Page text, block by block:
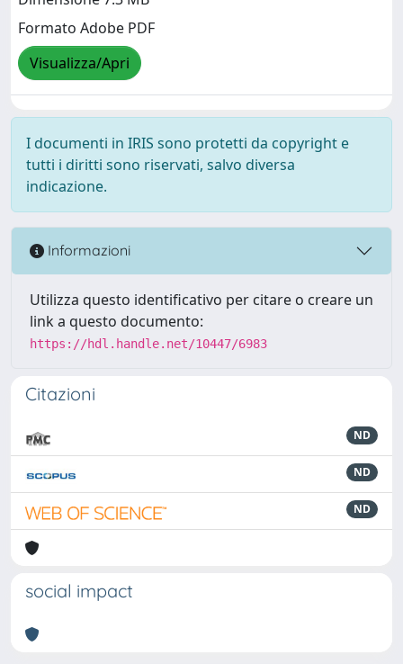
Formato Adobe PDF
Visualizza/Apri
I documenti in IRIS sono protetti da copyright e
tutti i diritti sono riservati, salvo diversa
indicazione.
Informazioni
Utilizza questo identificativo per citare o creare un
link a questo documento:
https://hdl.handle.net/10447/6983
Citazioni
ND
ND
ND
social impact